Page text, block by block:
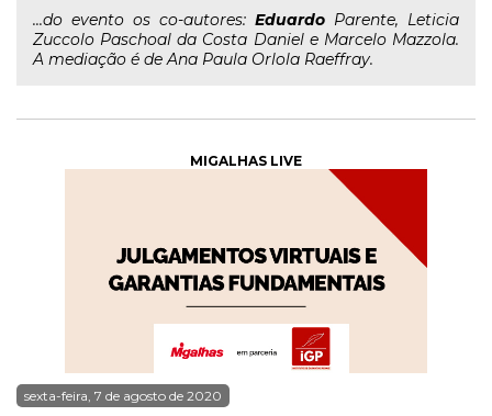
...do evento os co-autores: Eduardo Parente, Leticia
Zuccolo Paschoal da Costa Daniel e Marcelo Mazzola.
A mediação é de Ana Paula Orlola Raeffray.
MIGALHAS LIVE
sexta-feira, 7 de agosto de 2020